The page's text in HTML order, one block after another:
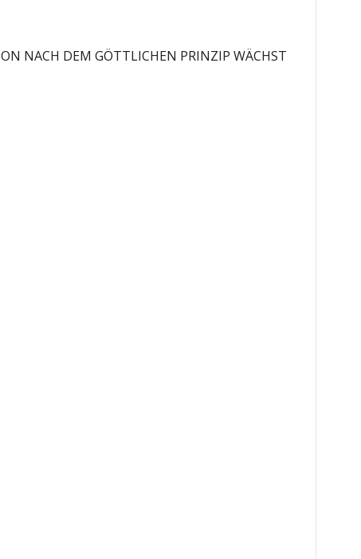
NACH DEM GÖTTLICHEN PRINZIP WÄCHST